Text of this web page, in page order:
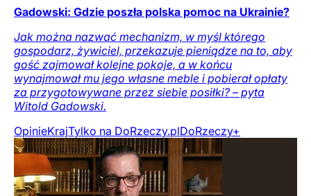
Gadowski: Gdzie poszła polska pomoc na Ukrainie?
Jak można nazwać mechanizm, w myśl którego
gospodarz, żywiciel, przekazuje pieniądze na to, aby
gość zajmował kolejne pokoje, a w końcu
wynajmował mu jego własne meble i pobierał opłaty
za przygotowywane przez siebie posiłki? – pyta
Witold Gadowski.
OpinieKrajTylko na DoRzeczy.plDoRzeczy+